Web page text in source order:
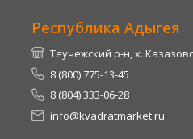
Республика Адыгея
Теучежский р-н, х.
8 (800) 775-13-45
8 (804) 333-06-28
info@kvadratmarket.ru